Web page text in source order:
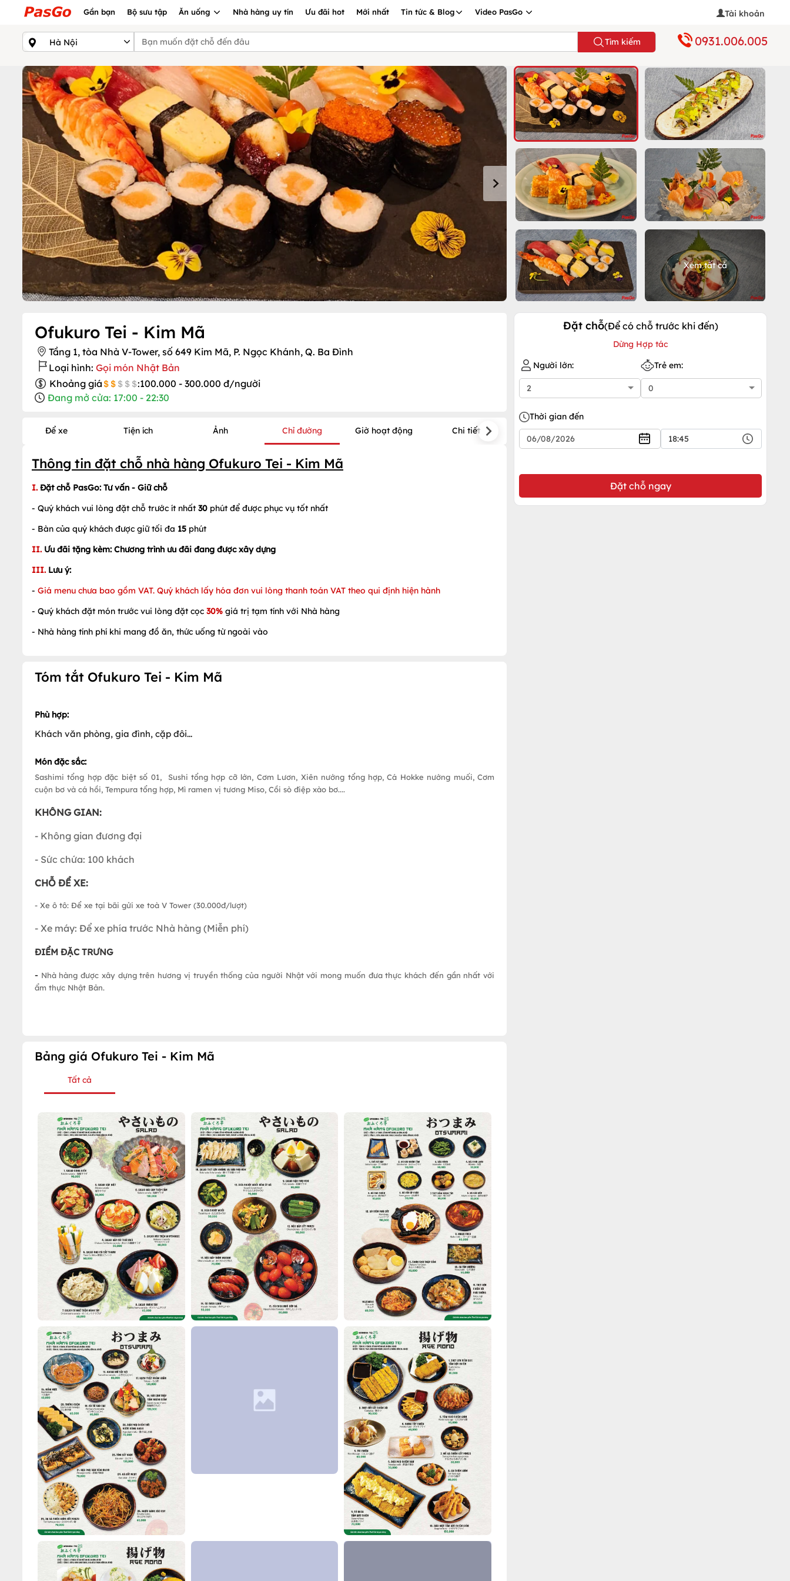
Gần bạn Bộ sưu tập Ăn uống Nhà hàng uy tín Ưu đãi hot Mới nhất Tin tức & Blog Video PasGo Tài khoản
Tìm kiếm 0931.006.005
Xem tất cả
Ofukuro Tei - Kim Mã
Tầng 1, tòa Nhà V-Tower, số 649 Kim Mã, P. Ngọc Khánh, Q. Ba Đình
Loại hình: Gọi món Nhật Bản
Khoảng giá
:100.000 - 300.000 đ/người
Đang mở cửa: 17:00 - 22:30
Để xe Tiện ích Ảnh Chỉ đường Giờ hoạt động Chi tiết
Thông tin đặt chỗ nhà hàng Ofukuro Tei - Kim Mã
I. Đặt chỗ PasGo: Tư vấn - Giữ chỗ
- Quý khách vui lòng đặt chỗ trước ít nhất 30 phút để được phục vụ tốt nhất
- Bàn của quý khách được giữ tối đa 15 phút
II. Ưu đãi tặng kèm: Chương trình ưu đãi đang được xây dựng
III. Lưu ý:
- Giá menu chưa bao gồm VAT. Quý khách lấy hóa đơn vui lòng thanh toán VAT theo qui định hiện hành
- Quý khách đặt món trước vui lòng đặt cọc 30% giá trị tạm tính với Nhà hàng
- Nhà hàng tính phí khi mang đồ ăn, thức uống từ ngoài vào
Tóm tắt Ofukuro Tei - Kim Mã
Phù hợp:
Khách văn phòng, gia đình, cặp đôi...
Món đặc sắc:
Sashimi tổng hợp đặc biệt số 01, Sushi tổng hợp cỡ lớn, Cơm Lươn, Xiên nướng tổng hợp, Cá Hokke nướng muối, Cơm
cuộn bơ và cá hồi, Tempura tổng hợp, Mì ramen vị tương Miso, Cồi sò điệp xào bơ....
KHÔNG GIAN:
- Không gian đương đại
- Sức chứa: 100 khách
CHỖ ĐỂ XE:
- Xe ô tô: Để xe tại bãi gửi xe toà V Tower (30.000đ/lượt)
- Xe máy: Để xe phía trước Nhà hàng (Miễn phí)
ĐIỂM ĐẶC TRƯNG
- Nhà hàng được xây dựng trên hương vị truyền thống của người Nhật với mong muốn đưa thực khách đến gần nhất với
ẩm thực Nhật Bản.
Bảng giá Ofukuro Tei - Kim Mã
Tất cả
Đặt chỗ(Để có chỗ trước khi đến)
Dừng Hợp tác
Người lớn:
Trẻ em:
Thời gian đến
18:45
Đặt chỗ ngay